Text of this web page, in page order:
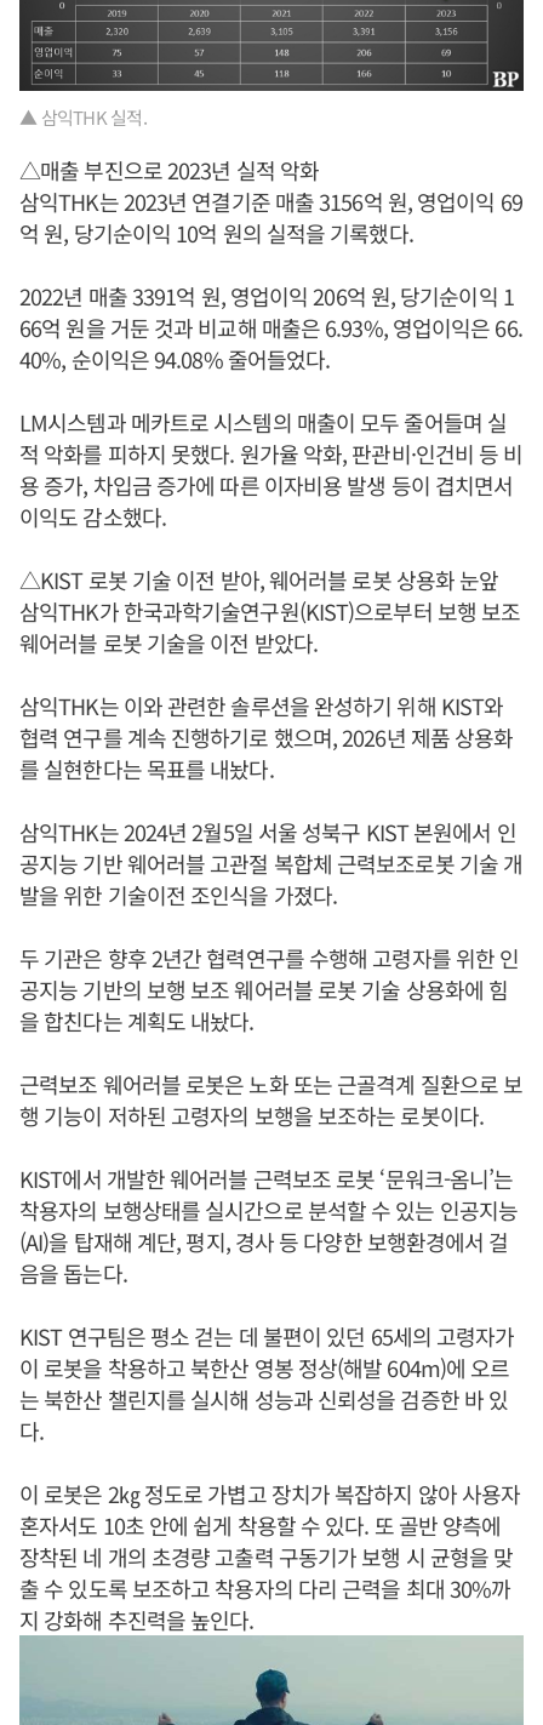
▲ 삼익THK 실적.
△매출 부진으로 2023년 실적 악화
삼익THK는 2023년 연결기준 매출 3156억 원, 영업이익 69
억 원, 당기순이익 10억 원의 실적을 기록했다.
2022년 매출 3391억 원, 영업이익 206억 원, 당기순이익 1
66억 원을 거둔 것과 비교해 매출은 6.93%, 영업이익은 66.
40%, 순이익은 94.08% 줄어들었다.
LM시스템과 메카트로 시스템의 매출이 모두 줄어들며 실
적 악화를 피하지 못했다. 원가율 악화, 판관비·인건비 등 비
용 증가, 차입금 증가에 따른 이자비용 발생 등이 겹치면서
이익도 감소했다.
△KIST 로봇 기술 이전 받아, 웨어러블 로봇 상용화 눈앞
삼익THK가 한국과학기술연구원(KIST)으로부터 보행 보조
웨어러블 로봇 기술을 이전 받았다.
삼익THK는 이와 관련한 솔루션을 완성하기 위해 KIST와
협력 연구를 계속 진행하기로 했으며, 2026년 제품 상용화
를 실현한다는 목표를 내놨다.
삼익THK는 2024년 2월5일 서울 성북구 KIST 본원에서 인
공지능 기반 웨어러블 고관절 복합체 근력보조로봇 기술 개
발을 위한 기술이전 조인식을 가졌다.
두 기관은 향후 2년간 협력연구를 수행해 고령자를 위한 인
공지능 기반의 보행 보조 웨어러블 로봇 기술 상용화에 힘
을 합친다는 계획도 내놨다.
근력보조 웨어러블 로봇은 노화 또는 근골격계 질환으로 보
행 기능이 저하된 고령자의 보행을 보조하는 로봇이다.
KIST에서 개발한 웨어러블 근력보조 로봇 ‘문워크-옴니’는
착용자의 보행상태를 실시간으로 분석할 수 있는 인공지능
(AI)을 탑재해 계단, 평지, 경사 등 다양한 보행환경에서 걸
음을 돕는다.
KIST 연구팀은 평소 걷는 데 불편이 있던 65세의 고령자가
이 로봇을 착용하고 북한산 영봉 정상(해발 604m)에 오르
는 북한산 챌린지를 실시해 성능과 신뢰성을 검증한 바 있
다.
이 로봇은 2㎏ 정도로 가볍고 장치가 복잡하지 않아 사용자
혼자서도 10초 안에 쉽게 착용할 수 있다. 또 골반 양측에
장착된 네 개의 초경량 고출력 구동기가 보행 시 균형을 맞
출 수 있도록 보조하고 착용자의 다리 근력을 최대 30%까
지 강화해 추진력을 높인다.